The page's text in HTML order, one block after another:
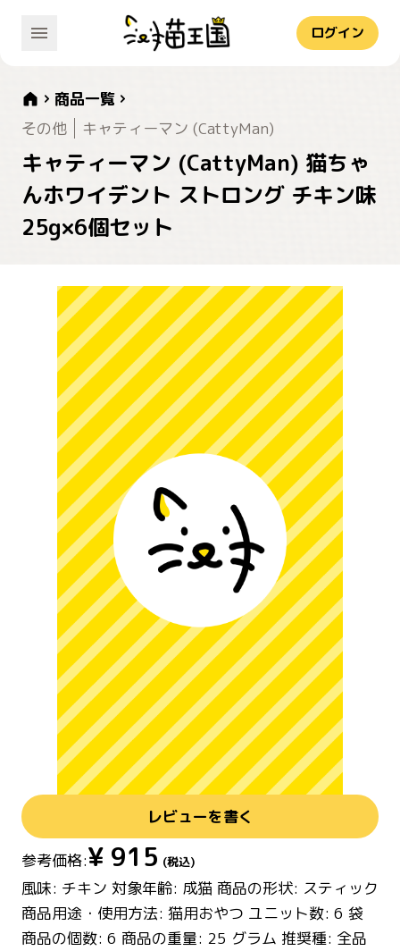
ログイン
商品一覧
その他
キャティーマン (CattyMan)
キャティーマン (CattyMan) 猫ちゃ
んホワイデント ストロング チキン味
25g×6個セット
レビューを書く
参考価格:¥ 915 (税込)
風味: チキン 対象年齢: 成猫 商品の形状: スティック
商品用途・使用方法: 猫用おやつ ユニット数: 6 袋
商品の個数: 6 商品の重量: 25 グラム 推奨種: 全品